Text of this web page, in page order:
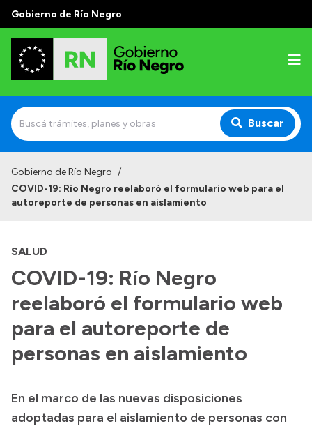
Gobierno de Río Negro
Buscar
Autoridades
Autoridades y Organismos
Discursos en la Legislatura
Casa de Gobierno
Acerca de Río Negro
Historia
Gobierno de Río Negro /
COVID-19: Río Negro reelaboró el formulario web para el
autoreporte de personas en aislamiento
SALUD
COVID-19: Río Negro
reelaboró el formulario web
para el autoreporte de
personas en aislamiento
En el marco de las nuevas disposiciones
adoptadas para el aislamiento de personas con